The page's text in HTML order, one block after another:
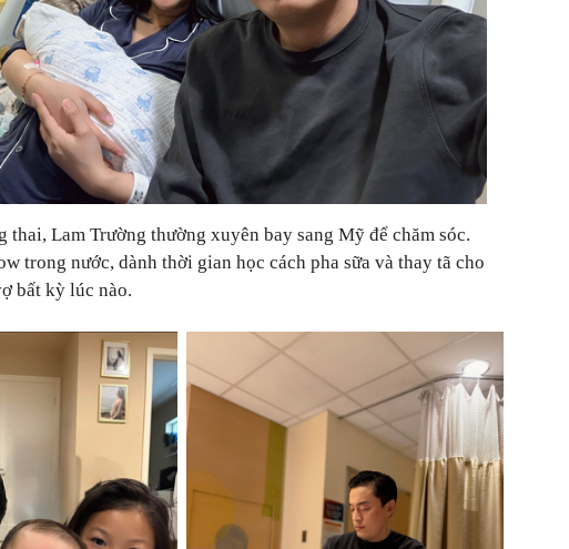
thai, Lam Trường thường xuyên bay sang Mỹ để chăm sóc.
trong nước, dành thời gian học cách pha sữa và thay tã cho
bất kỳ lúc nào.